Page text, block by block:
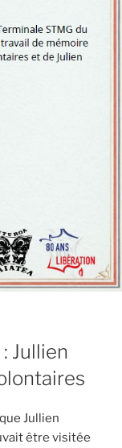
Jullien
Jullien
être visitée